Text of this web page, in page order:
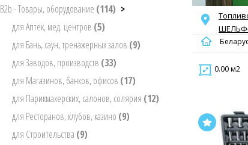
B2b - Товары, оборудование (114) >
для Аптек, мед. центров (5)
для Бань, саун, тренажерных залов (9)
для Заводов, производств (33)
для Магазинов, банков, офисов (17)
для Парикмахерских, салонов, солярия (12)
для Ресторанов, клубов, казино (9)
для Строительства (9)
0.00 м2